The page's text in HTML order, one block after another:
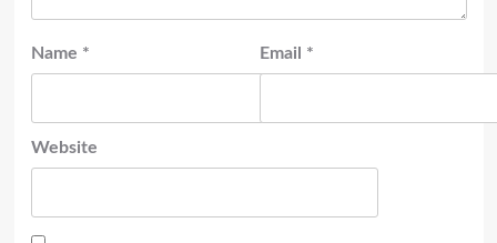
Name * Email *
Website